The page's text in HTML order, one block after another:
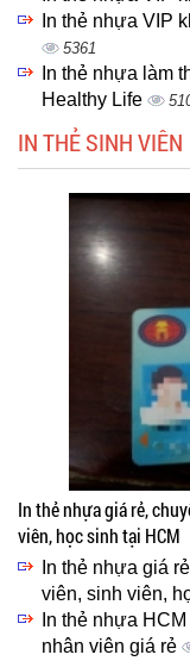
In thẻ nhựa VIP
5361
In thẻ nhựa làm
Healthy Life
IN THẺ SINH VIÊN
In thẻ nhựa giá rẻ,
viên, học sinh tại HCM
In thẻ nhựa giá
viên, sinh viên,
In thẻ nhựa
nhân viên giá rẻ